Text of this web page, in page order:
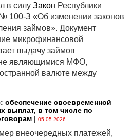
в силу Закон Республики
100-З «Об изменении законов
займов». Документ
микрофинансовой
выдачу займов
являющимися МФО,
валюте между
обеспечение своевременной
выплат, в том числе по
| 05.05.2026
внеочередных платежей,